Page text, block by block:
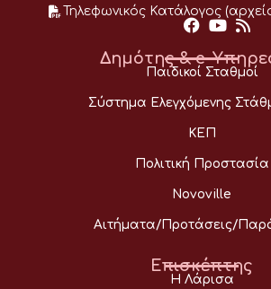
Τηλεφωνικός Κατάλογος
Δημότης & e-
Παιδικοί Σταθμοί
Σύστημα Ελεγχόμενης
ΚΕΠ
Πολιτική Προστασία
Novoville
Αιτήματα/Προτάσεις/
Επισκέπτης
Η Λάρισα